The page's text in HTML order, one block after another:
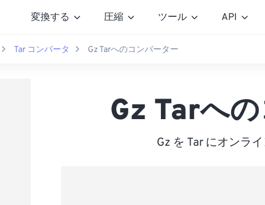
変換する 圧縮 ツール API
Tar コンバータ Gz Tarへのコンバーター
Gz Tarへ
Gz を Tar にオンラ